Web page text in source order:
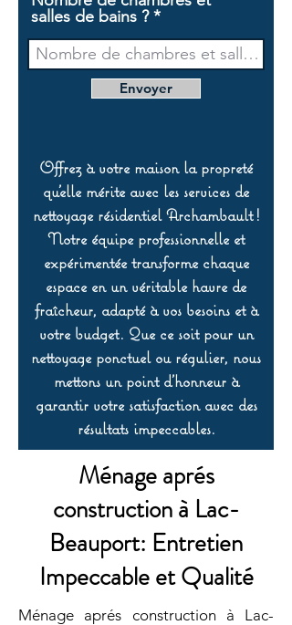
salles de bains ?
Envoyer
Offrez à votre maison la propreté
qu’elle mérite avec les services de
nettoyage résidentiel Archambault !
Notre équipe professionnelle et
expérimentée transforme chaque
espace en un véritable havre de
fraîcheur, adapté à vos besoins et à
votre budget. Que ce soit pour un
nettoyage ponctuel ou régulier, nous
mettons un point d’honneur à
garantir votre satisfaction avec des
résultats impeccables.
Ménage aprés
construction à Lac-
Beauport: Entretien
Impeccable et Qualité
Ménage aprés construction à Lac-